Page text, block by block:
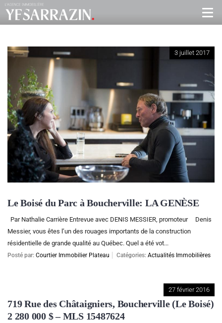
3 juillet 2017
Le Boisé du Parc à Boucherville: LA GENÈSE
Par Nathalie Carrière Entrevue avec DENIS MESSIER, promoteur Denis
Messier, vous êtes l’un des rouages importants de la construction
résidentielle de grande qualité au Québec. Quel a été vot...
Posté par: Courtier Immobilier Plateau Catégories: Actualités Immobilières
27 février 2016
719 Rue des Châtaigniers, Boucherville (Le Boisé)
2 280 000 $ – MLS 15487624